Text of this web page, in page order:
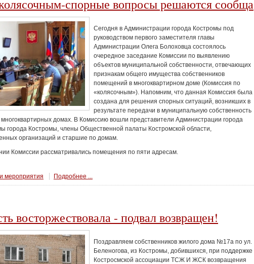
спорные вопросы решаются сообща
Сегодня в Администрации города Костромы под
руководством первого заместителя главы
Администрации Олега Болоховца состоялось
очередное заседание Комиссии по выявлению
объектов муниципальной собственности, отвечающих
признакам общего имущества собственников
помещений в многоквартирном доме (Комиссия по
«колясочным»). Напомним, что данная Комиссия была
создана для решения спорных ситуаций, возникших в
результате передачи в муниципальную собственность
домах. В Комиссию вошли представители Администрации города
города Костромы, члены Общественной палаты Костромской области,
организаций и старшие по домам.
Комиссии рассматривались помещения по пяти адресам.
мероприятия Подробнее ...
восторжествовала - подвал возвращен!
Поздравляем собственников жилого дома №17а по ул.
Беленогова, из Костромы, добившихся, при поддержке
Костросмской ассоциации ТСЖ И ЖСК возвращения